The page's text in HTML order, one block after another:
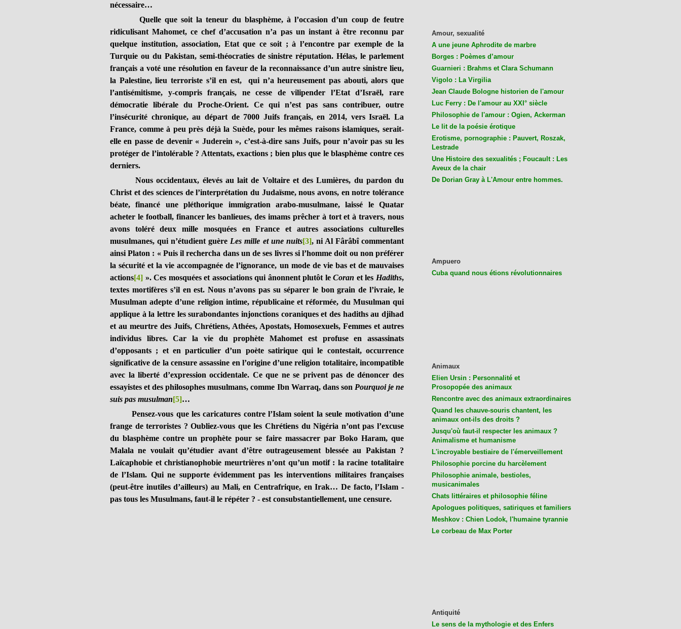
nécessaire…
Quelle que soit la teneur du blasphème, à l’occasion d’un coup de feutre
ridiculisant Mahomet, ce chef d’accusation n’a pas un instant à être reconnu par
quelque institution, association, Etat que ce soit ; à l’encontre par exemple de la
Turquie ou du Pakistan, semi-théocraties de sinistre réputation. Hélas, le parlement
français a voté une résolution en faveur de la reconnaissance d’un autre sinistre lieu,
la Palestine, lieu terroriste s’il en est,qui n’a heureusement pas abouti, alors que
l’antisémitisme, y-compris français, ne cesse de vilipender l’Etat d’Israël, rare
démocratie libérale du Proche-Orient. Ce qui n’est pas sans contribuer, outre
l’insécurité chronique, au départ de 7000 Juifs français, en 2014, vers Israël. La
France, comme à peu près déjà la Suède, pour les mêmes raisons islamiques, serait-
elle en passe de devenir « Juderein », c’est-à-dire sans Juifs, pour n’avoir pas su les
protéger de l’intolérable ? Attentats, exactions ; bien plus que le blasphème contre ces
derniers.
Nous occidentaux, élevés au lait de Voltaire et des Lumières, du pardon du
Christ et des sciences de l’interprétation du Judaïsme, nous avons, en notre tolérance
béate, financé une pléthorique immigration arabo-musulmane, laissé le Quatar
acheter le football, financer les banlieues, des imams prêcher à tort et à travers, nous
avons toléré deux mille mosquées en France et autres associations culturelles
musulmanes, qui n’étudient guère Les mille et une nuits[3], ni Al Fârâbî commentant
ainsi Platon : « Puis il rechercha dans un de ses livres si l’homme doit ou non préférer
la sécurité et la vie accompagnée de l’ignorance, un mode de vie bas et de mauvaises
actions[4] ». Ces mosquées et associations qui ânonnent plutôt leCoran et les Hadiths,
textes mortifères s’il en est. Nous n’avons pas su séparer le bon grain de l’ivraie, le
Musulman adepte d’une religion intime, républicaine et réformée, du Musulman qui
applique à la lettre les surabondantes injonctions coraniques et des hadiths au djihad
et au meurtre des Juifs, Chrétiens, Athées, Apostats, Homosexuels, Femmes et autres
individus libres. Car la vie du prophète Mahomet est profuse en assassinats
d’opposants ; et en particulier d’un poète satirique qui le contestait, occurrence
significative de la censure assassine en l’origine d’une religion totalitaire, incompatible
avec la liberté d’expression occidentale. Ce que ne se privent pas de dénoncer des
essayistes et des philosophes musulmans, comme Ibn Warraq, dans son Pourquoi je ne
suis pas musulman[5]…
Pensez-vous que les caricatures contre l’Islam soient la seule motivation d’une
frange de terroristes ? Oubliez-vous que les Chrétiens du Nigéria n’ont pas l’excuse
du blasphème contre un prophète pour se faire massacrer par Boko Haram, que
Malala ne voulait qu’étudier avant d’être outrageusement blessée au Pakistan ?
Laïcaphobie et christianophobie meurtrières n’ont qu’un motif : la racine totalitaire
de l’Islam. Qui ne supporte évidemment pas les interventions militaires françaises
(peut-être inutiles d’ailleurs) au Mali, en Centrafrique, en Irak… De facto, l’Islam -
pas tous les Musulmans, faut-il le répéter ? - est consubstantiellement, une censure.
Amour, sexualité
A une jeune Aphrodite de marbre
Borges : Poèmes d’amour
Guarnieri : Brahms et Clara Schumann
Vigolo : La Virgilia
Jean Claude Bologne historien de l'amour
Luc Ferry : De l'amour au XXI° siècle
Philosophie de l'amour : Ogien, Ackerman
Le lit de la poésie érotique
Erotisme, pornographie : Pauvert, Roszak,
Lestrade
Une Histoire des sexualités ; Foucault : Les
Aveux de la chair
De Dorian Gray à L'Amour entre hommes.
Ampuero
Cuba quand nous étions révolutionnaires
Animaux
Elien Ursin : Personnalité et
Prosopopée des animaux
Rencontre avec des animaux extraordinaires
Quand les chauve-souris chantent, les
animaux ont-ils des droits ?
Jusqu'où faut-il respecter les animaux ?
Animalisme et humanisme
L'incroyable bestiaire de l'émerveillement
Philosophie porcine du harcèlement
Philosophie animale, bestioles,
musicanimales
Chats littéraires et philosophie féline
Apologues politiques, satiriques et familiers
Meshkov : Chien Lodok, l'humaine tyrannie
Le corbeau de Max Porter
Antiquité
Le sens de la mythologie et des Enfers